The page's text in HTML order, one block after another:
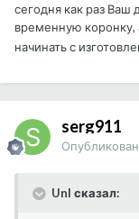
сегодня как раз Ваш
временную
начинать с
serg911
UnI сказал: